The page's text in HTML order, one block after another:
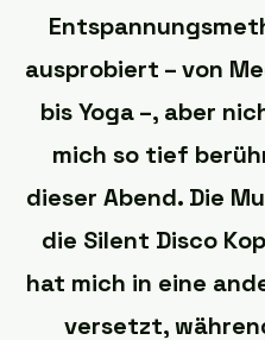
ausprobiert – von
bis Yoga –, aber
mich so tief
dieser Abend. Die
die Silent Disco
hat mich in eine
versetzt,